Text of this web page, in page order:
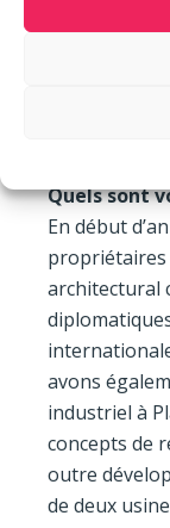
expérience.
des besoins
Quels sont
En début
architectural
avons
industriel à
concepts de
outre
de deux